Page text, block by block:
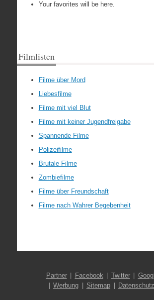
Your favorites will be here.
Filmlisten
Filme über Mord
Liebesfilme
Filme mit viel Blut
Filme mit keiner Jugendfreigabe
Spannende Filme
Polizeifilme
Brutale Filme
Zombiefilme
Filme über Freundschaft
Filme nach Wahrer Begebenheit
Partner Facebook Twitter
Werbung
Sitemap Datenschutz